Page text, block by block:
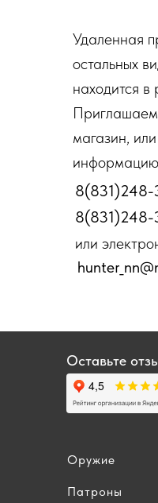
Удаленная
остальных
находится в
Приглашаем
магазин,
информацию
или
Оставьте
Оружие
Патроны